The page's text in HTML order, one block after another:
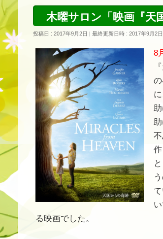
木曜サロン「映画『天
投稿日 : 2017年9月2日 最終更新日時 : 2017年9月2日
8
る映画でした。